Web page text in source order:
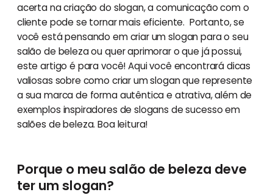
acerta na criação do slogan, a comunicação com o
cliente pode se tornar mais eficiente. Portanto, se
você está pensando em criar um slogan para o seu
salão de beleza ou quer aprimorar o que já possui,
este artigo é para você! Aqui você encontrará dicas
valiosas sobre como criar um slogan que represente
a sua marca de forma autêntica e atrativa, além de
exemplos inspiradores de slogans de sucesso em
salões de beleza. Boa leitura!
Porque o meu salão de beleza deve
ter um slogan?